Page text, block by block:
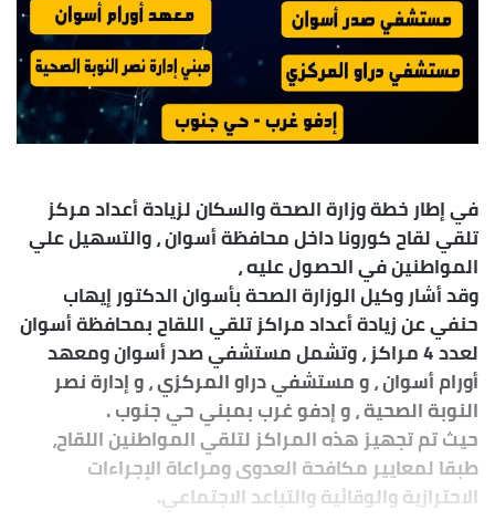
في إطار خطة وزارة الصحة والسكان لزيادة أعداد مركز
تلقي لقاح كورونا داخل محافظة أسوان ، والتسهيل علي
المواطنين في الحصول عليه ،
وقد أشار وكيل الوزارة الصحة بأسوان الدكتور إيهاب
حنفي عن زيادة أعداد مراكز تلقي اللقاح بمحافظة أسوان
لعدد 4 مراكز ، وتشمل مستشفي صدر أسوان ومعهد
أورام أسوان ، و مستشفي دراو المركزي ، و إدارة نصر
النوبة الصحية ، و إدفو غرب بمبني حي جنوب .
حيث تم تجهيز هذه المراكز لتلقي المواطنين اللقاح،
طبقا لمعايير مكافحة العدوى ومراعاة الإجراءات
الاحترازية والوقائية والتباعد الاجتماعي.